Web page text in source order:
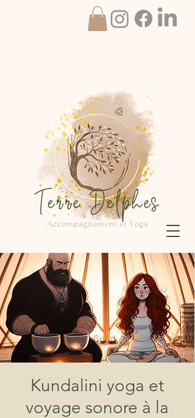
Kundalini yoga et
voyage sonore à la